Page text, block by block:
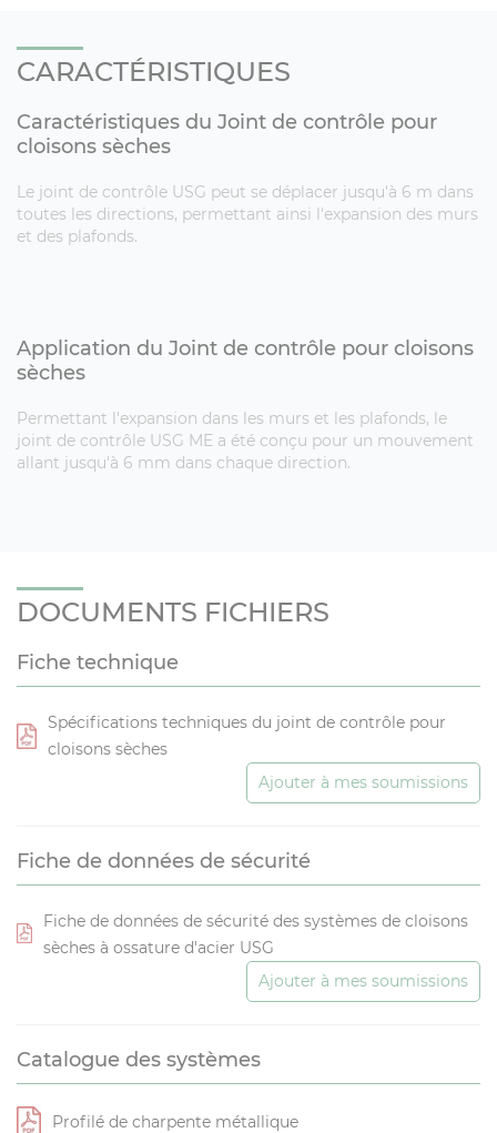
CARACTÉRISTIQUES
Caractéristiques du Joint de contrôle pour
cloisons sèches
Le joint de contrôle USG peut se déplacer jusqu'à 6 m dans
toutes les directions, permettant ainsi l'expansion des murs
et des plafonds.
Application du Joint de contrôle pour cloisons
sèches
Permettant l'expansion dans les murs et les plafonds, le
joint de contrôle USG ME a été conçu pour un mouvement
allant jusqu'à 6 mm dans chaque direction.
DOCUMENTS FICHIERS
Fiche technique
Spécifications techniques du joint de contrôle pour
cloisons sèches
Ajouter à mes soumissions
Fiche de données de sécurité
Fiche de données de sécurité des systèmes de cloisons
sèches à ossature d'acier USG
Ajouter à mes soumissions
Catalogue des systèmes
Profilé de charpente métallique